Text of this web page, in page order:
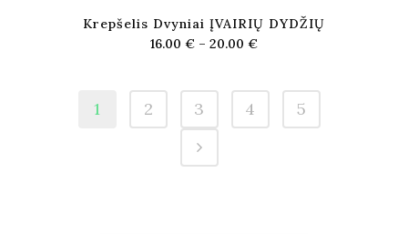
Krepšelis Dvyniai ĮVAIRIŲ DYDŽIŲ
16.00 € – 20.00 €
1 2 3 4 5